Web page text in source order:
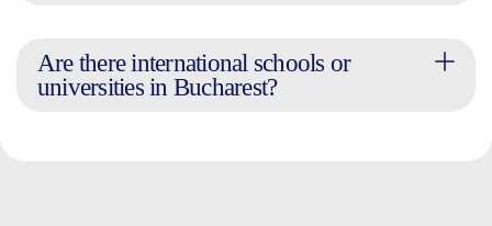
Are there international schools or
universities in Bucharest?